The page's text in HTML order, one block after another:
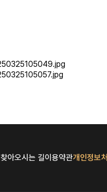
찾아오시는 길이용약관개인정보